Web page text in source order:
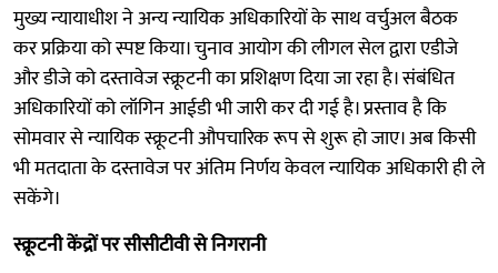
मुख्य न्यायाधीश ने अन्य न्यायिक अधिकारियों के साथ वर्चुअल बैठक
कर प्रक्रिया को स्पष्ट किया। चुनाव आयोग की लीगल सेल द्वारा एडीजे
और डीजे को दस्तावेज स्क्रूटनी का प्रशिक्षण दिया जा रहा है। संबंधित
अधिकारियों को लॉगिन आईडी भी जारी कर दी गई है। प्रस्ताव है कि
सोमवार से न्यायिक स्क्रूटनी औपचारिक रूप से शुरू हो जाए। अब किसी
भी मतदाता के दस्तावेज पर अंतिम निर्णय केवल न्यायिक अधिकारी ही ले
सकेंगे।
स्क्रूटनी केंद्रों पर सीसीटीवी से निगरानी